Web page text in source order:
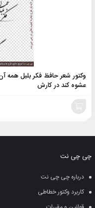
وکتور شعر حافظ فکر بلبل
عشوه کند در کارش
سبد
چی چی نت
درباره چی چی نت
کاربرد وکتور خطاطی